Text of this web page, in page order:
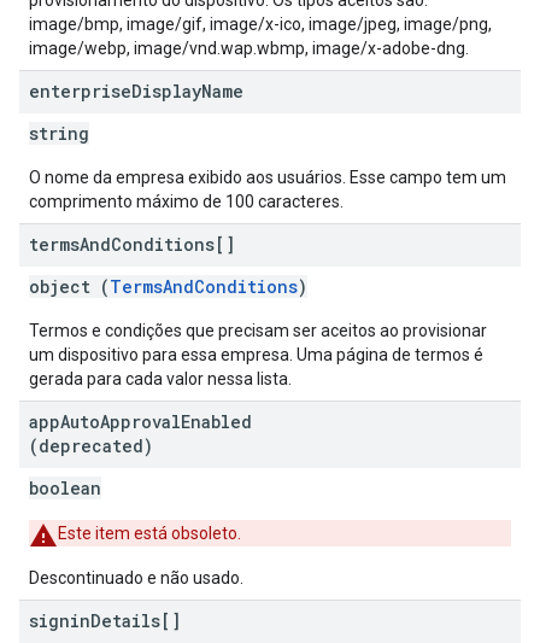
image/bmp, image/gif, image/x-ico, image/jpeg, image/png,
image/webp, image/vnd.wap.wbmp, image/x-adobe-dng.
enterpriseDisplayName
string
O nome da empresa exibido aos usuários. Esse campo tem um
comprimento máximo de 100 caracteres.
termsAndConditions[]
object (TermsAndConditions)
Termos e condições que precisam ser aceitos ao provisionar
um dispositivo para essa empresa. Uma página de termos é
gerada para cada valor nessa lista.
appAutoApprovalEnabled
(deprecated)
boolean
Este item está obsoleto.
Descontinuado e não usado.
signinDetails[]